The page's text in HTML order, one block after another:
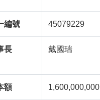
編號 45079229
長 戴國瑞
額 1,600,000,000